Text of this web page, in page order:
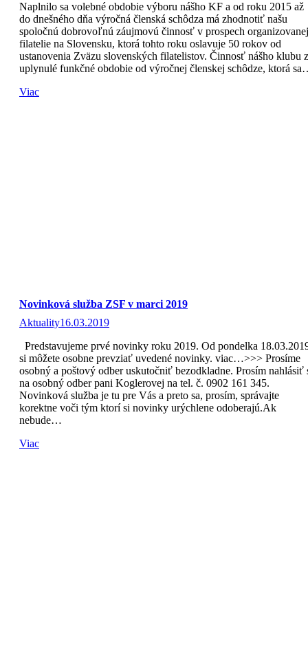
Naplnilo sa volebné obdobie výboru nášho KF a od roku 2015 až
do dnešného dňa výročná členská schôdza má zhodnotiť našu
spoločnú dobrovoľnú záujmovú činnosť v prospech organizovanej
filatelie na Slovensku, ktorá tohto roku oslavuje 50 rokov od
ustanovenia Zväzu slovenských filatelistov. Činnosť nášho klubu
uplynulé funkčné obdobie od výročnej členskej schôdze, ktorá
Viac
Novinková služba ZSF v marci 2019
Aktuality16.03.2019
Predstavujeme prvé novinky roku 2019. Od pondelka
si môžete osobne prevziať uvedené novinky. viac…>>> Prosíme
osobný a poštový odber uskutočniť bezodkladne. Prosím nahlásiť
na osobný odber pani Koglerovej na tel. č. 0902 161 345.
Novinková služba je tu pre Vás a preto sa, prosím, správajte
korektne voči tým ktorí si novinky urýchlene odoberajú.Ak
nebude…
Viac